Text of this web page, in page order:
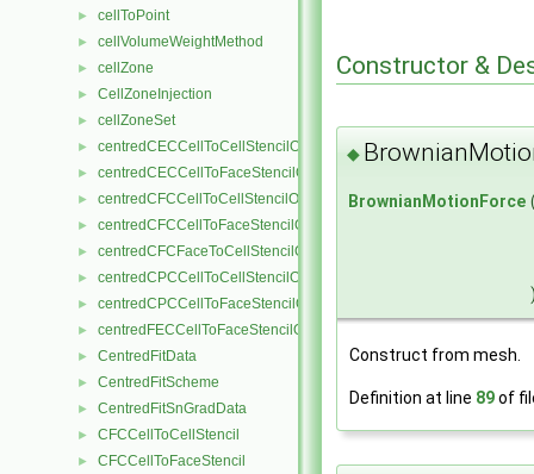
► cellToPoint
► cellVolumeWeightMethod
► cellZone
► CellZoneInjection
► cellZoneSet
► centredCECCellToCellStencilObject
► centredCECCellToFaceStencilObject
► centredCFCCellToCellStencilObject
► centredCFCCellToFaceStencilObject
► centredCFCFaceToCellStencilObject
► centredCPCCellToCellStencilObject
► centredCPCCellToFaceStencilObject
► centredFECCellToFaceStencilObject
► CentredFitData
► CentredFitScheme
► CentredFitSnGradData
► CFCCellToCellStencil
► CFCCellToFaceStencil
Constructor &
◆
BrownianMotionForce
Construct from mesh.
Definition at line 89of